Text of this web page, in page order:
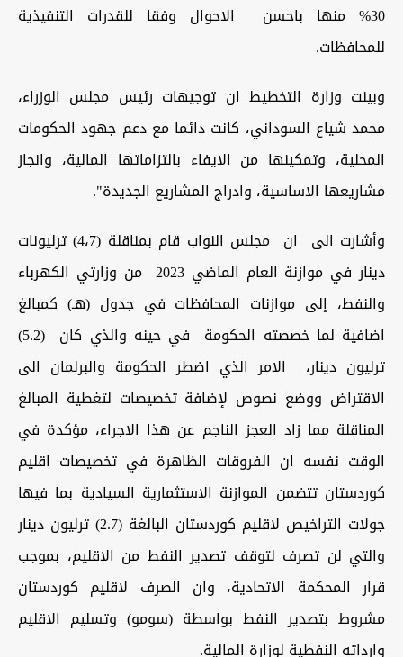
30% منها باحسن الاحوال وفقا للقدرات التنفيذية
للمحافظات.
وبينت وزارة التخطيط ان توجيهات رئيس مجلس الوزراء،
محمد شياع السوداني، كانت دائما مع دعم جهود الحكومات
المحلية، وتمكينها من الايفاء بالتزاماتها المالية، وانجاز
مشاريعها الاساسية، وادراج المشاريع الجديدة".
وأشارت الى ان مجلس النواب قام بمناقلة (4،7) ترليونات
دينار في موازنة العام الماضي 2023 من وزارتي الكهرباء
والنفط، إلى موازنات المحافظات في جدول (هـ) كمبالغ
اضافية لما خصصته الحكومة في حينه والذي كان (5.2)
ترليون دينار، الامر الذي اضطر الحكومة والبرلمان الى
الاقتراض ووضع نصوص لإضافة تخصيصات لتغطية المبالغ
المناقلة مما زاد العجز الناجم عن هذا الاجراء، مؤكدة في
الوقت نفسه ان الفروقات الظاهرة في تخصيصات اقليم
كوردستان تتضمن الموازنة الاستثمارية السيادية بما فيها
جولات التراخيص لاقليم كوردستان البالغة (2.7) ترليون دينار
والتي لن تصرف لتوقف تصدير النفط من الاقليم، بموجب
قرار المحكمة الاتحادية، وان الصرف لاقليم كوردستان
مشروط بتصدير النفط بواسطة (سومو) وتسليم الاقليم
وارداته النفطية لوزارة المالية.